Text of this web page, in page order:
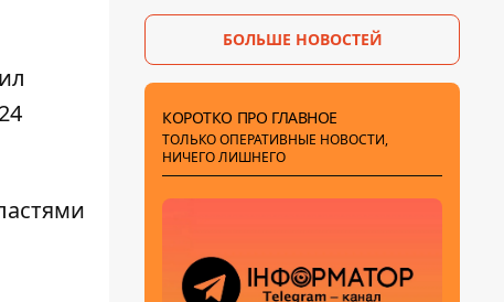
БОЛЬШЕ НОВОСТЕЙ
КОРОТКО ПРО ГЛАВНОЕ
ТОЛЬКО ОПЕРАТИВНЫЕ НОВОСТИ,
НИЧЕГО ЛИШНЕГО